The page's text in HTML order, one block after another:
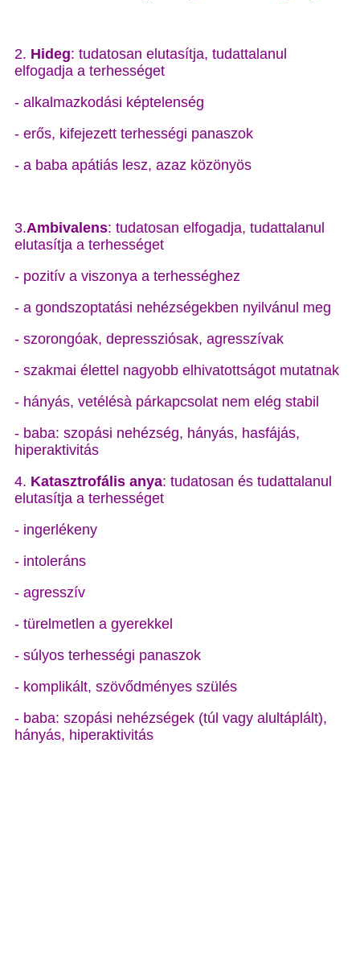
2. Hideg: tudatosan elutasítja, tudattalanul
elfogadja a terhességet
- alkalmazkodási képtelenség
- erős, kifejezett terhességi panaszok
- a baba apátiás lesz, azaz közönyös
3.Ambivalens: tudatosan elfogadja, tudattalanul
elutasítja a terhességet
- pozitív a viszonya a terhességhez
- a gondszoptatási nehézségekben nyilvánul meg
- szorongóak, depressziósak, agresszívak
- szakmai élettel nagyobb elhivatottságot mutatnak
- hányás, vetélésà párkapcsolat nem elég stabil
- baba: szopási nehézség, hányás, hasfájás,
hiperaktivitás
4. Katasztrofális anya: tudatosan és tudattalanul
elutasítja a terhességet
- ingerlékeny
- intoleráns
- agresszív
- türelmetlen a gyerekkel
- súlyos terhességi panaszok
- komplikált, szövődményes szülés
- baba: szopási nehézségek (túl vagy alultáplált),
hányás, hiperaktivitás